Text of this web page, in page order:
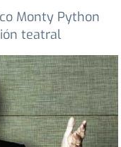
Monty Python
teatral